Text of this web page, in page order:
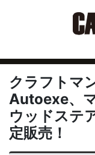
クラフトマ
Autoexe、
ウッドステ
定販売！